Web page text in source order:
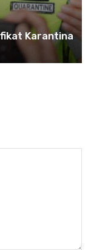
Karantina